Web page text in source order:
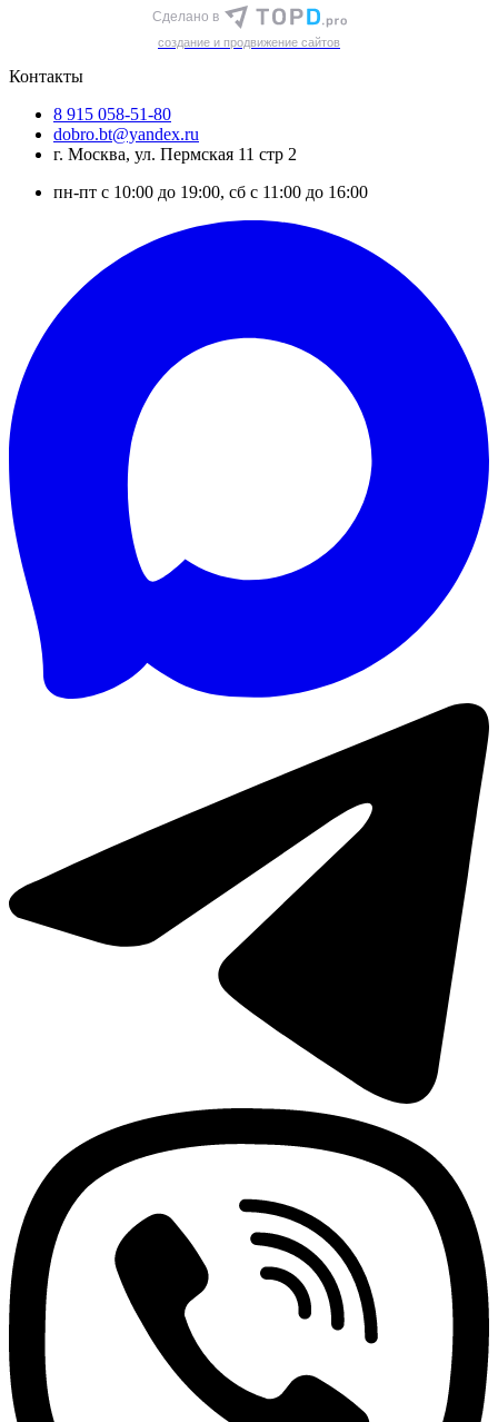
Сделано в
cоздание и продвижение сайтов
Контакты
8 915 058-51-80
dobro.bt@yandex.ru
г. Москва, ул. Пермская 11 стр 2
пн-пт с 10:00 до 19:00, сб с 11:00 до 16:00